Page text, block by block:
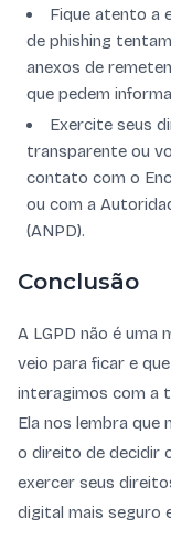
Fique atento a
de phishing
anexos de
que pedem
Exercite seus
transparente ou
contato com o
ou com a
(ANPD).
Conclusão
A LGPD não é uma
veio para ficar e
interagimos com a
Ela nos lembra que
o direito de decidir
exercer seus
digital mais seguro